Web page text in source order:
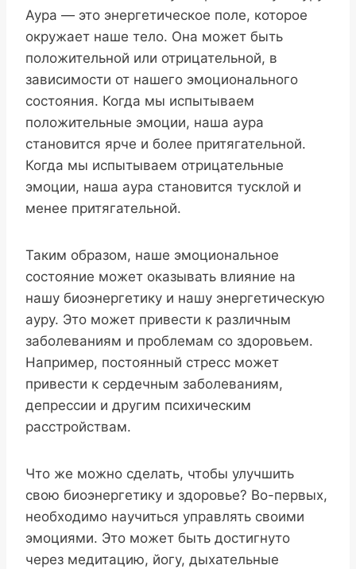
Аура — это энергетическое поле, которое
окружает наше тело. Она может быть
положительной или отрицательной, в
зависимости от нашего эмоционального
состояния. Когда мы испытываем
положительные эмоции, наша аура
становится ярче и более притягательной.
Когда мы испытываем отрицательные
эмоции, наша аура становится тусклой и
менее притягательной.
Таким образом, наше эмоциональное
состояние может оказывать влияние на
нашу биоэнергетику и нашу энергетическую
ауру. Это может привести к различным
заболеваниям и проблемам со здоровьем.
Например, постоянный стресс может
привести к сердечным заболеваниям,
депрессии и другим психическим
расстройствам.
Что же можно сделать, чтобы улучшить
свою биоэнергетику и здоровье? Во-первых,
необходимо научиться управлять своими
эмоциями. Это может быть достигнуто
через медитацию, йогу, дыхательные